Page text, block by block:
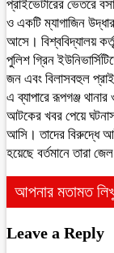
প্রাইভেটারের ভেতরে
ও একটি ম্যাগাজিন উদ্ধার
আসে। বিশ্ববিদ্যালয়
পুলিশ গ্রিন
জন এবং বিলাসবহুল
এ ব্যাপারে রূপগঞ্জ
আটকের খবর পেয়ে
আসি। তাদের বিরুদ্ধে
হয়েছে বর্তমানে তারা
আপনার মতামত
Leave a Reply